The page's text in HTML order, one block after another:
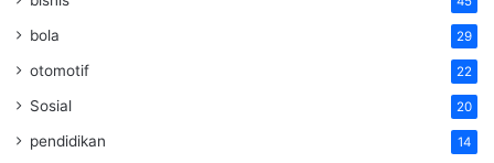
bola 29
otomotif 22
Sosial 20
pendidikan 14